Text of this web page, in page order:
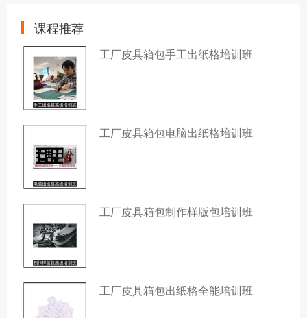
课程推荐
工厂皮具箱包手工出纸格培训班
工厂皮具箱包电脑出纸格培训班
工厂皮具箱包制作样版包培训班
工厂皮具箱包出纸格全能培训班